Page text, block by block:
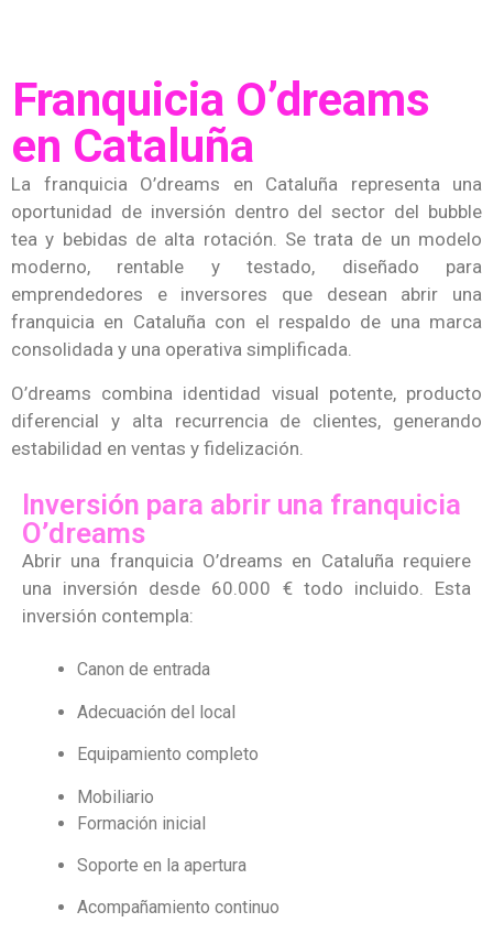
Franquicia O’dreams
en Cataluña
La franquicia O’dreams en Cataluña representa una
oportunidad de inversión dentro del sector del bubble
tea y bebidas de alta rotación. Se trata de un modelo
moderno, rentable y testado, diseñado para
emprendedores e inversores que desean abrir una
franquicia en Cataluña con el respaldo de una marca
consolidada y una operativa simplificada.
O’dreams combina identidad visual potente, producto
diferencial y alta recurrencia de clientes, generando
estabilidad en ventas y fidelización.
Inversión para abrir una franquicia
O’dreams
Abrir una franquicia O’dreams en Cataluña requiere
una inversión desde 60.000 € todo incluido. Esta
inversión contempla:
Canon de entrada
Adecuación del local
Equipamiento completo
Mobiliario
Formación inicial
Soporte en la apertura
Acompañamiento continuo